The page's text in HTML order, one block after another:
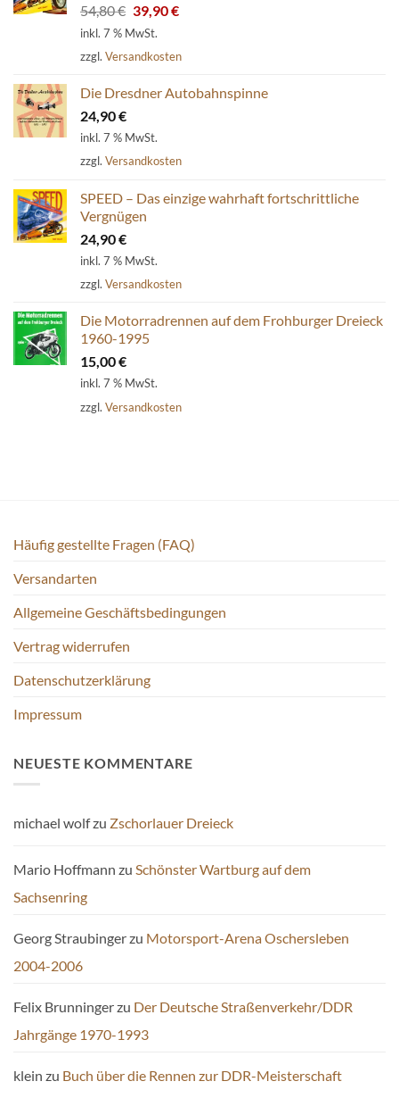
54,80€ Ursprünglicher
Preis
54,80 €
39,90€Aktueller
39,90 €.
inkl. 7 % MwSt.
zzgl. Versandkosten
Die Dresdner Autobahnspinne
24,90€
inkl. 7 % MwSt.
zzgl. Versandkosten
SPEED – Das einzige wahrhaft fortschrittliche
Vergnügen
24,90€
inkl. 7 % MwSt.
zzgl. Versandkosten
Die Motorradrennen auf dem Frohburger Dreieck
1960-1995
15,00€
inkl. 7 % MwSt.
zzgl. Versandkosten
Häufig gestellte Fragen (FAQ)
Versandarten
Allgemeine Geschäftsbedingungen
Vertrag widerrufen
Datenschutzerklärung
Impressum
NEUESTE KOMMENTARE
michael wolfzu Zschorlauer Dreieck
Mario Hoffmann zu Schönster Wartburg auf dem
Sachsenring
Georg Straubingerzu Motorsport-Arena Oschersleben
2004-2006
Felix Brunningerzu Der Deutsche Straßenverkehr/DDR
Jahrgänge 1970-1993
klein zu Buch über die Rennen zur DDR-Meisterschaft